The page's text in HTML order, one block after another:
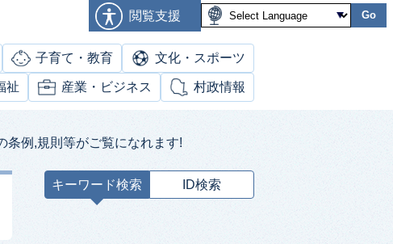
閲覧支援 Go
子育て・教育 文化・スポーツ
祉 産業・ビジネス 村政情報
条例,規則等がご覧になれます!
キーワード検索 ID検索